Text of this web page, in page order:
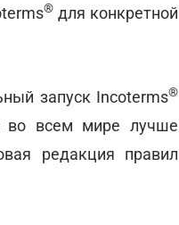
® для конкретной
запуск Incoterms®
во всем мире лучше
редакция правил